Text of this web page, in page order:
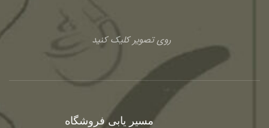
روی تصویر کلیک کنید
مسیر یابی فروشگاه